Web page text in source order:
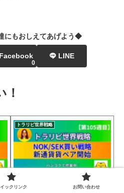
にもおしえてあげよう◆
Facebook
0
LINE
！
トラリピ世界戦略
🟠新通貨ペア
ックリンク お問い合わせ